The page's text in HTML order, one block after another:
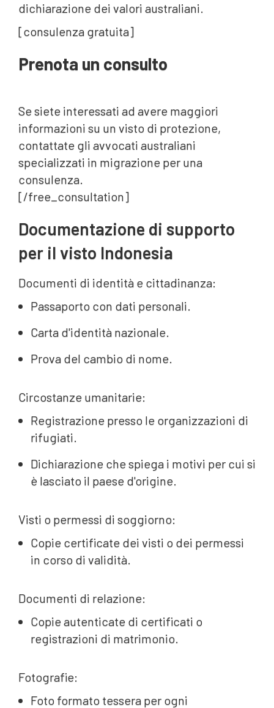
dichiarazione dei valori australiani.
[consulenza gratuita]
Prenota un consulto
Se siete interessati ad avere maggiori
informazioni su un visto di protezione,
contattate gli avvocati australiani
specializzati in migrazione per una
consulenza.
[/free_consultation]
Documentazione di supporto
per il visto Indonesia
Documenti di identità e cittadinanza:
Passaporto con dati personali.
Carta d'identità nazionale.
Prova del cambio di nome.
Circostanze umanitarie:
Registrazione presso le organizzazioni di
rifugiati.
Dichiarazione che spiega i motivi per cui si
è lasciato il paese d'origine.
Visti o permessi di soggiorno:
Copie certificate dei visti o dei permessi
in corso di validità.
Documenti di relazione:
Copie autenticate di certificati o
registrazioni di matrimonio.
Fotografie:
Foto formato tessera per ogni